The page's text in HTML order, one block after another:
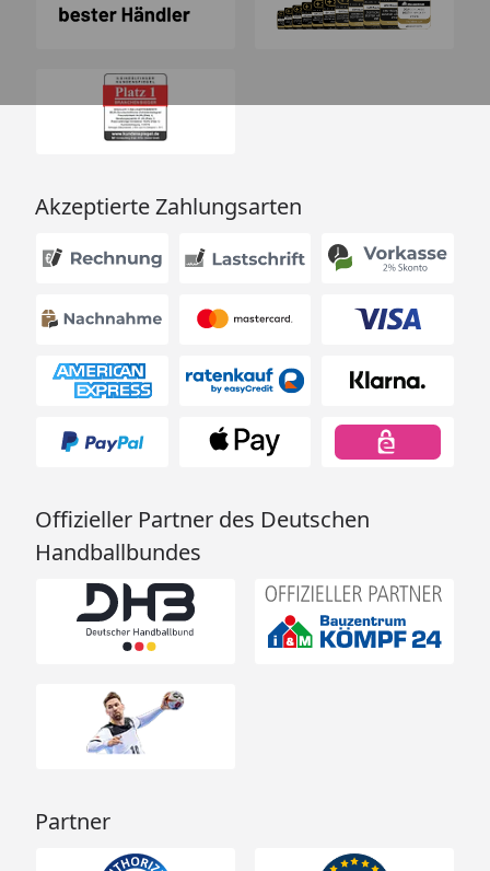
Akzeptierte Zahlungsarten
Offizieller Partner des Deutschen
Handballbundes
Partner